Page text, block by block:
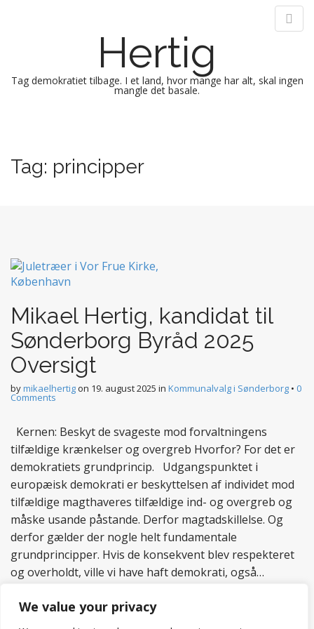
We value your privacy
Hertig
Tag demokratiet tilbage. I et land, hvor mange har alt, skal ingen
mangle det basale.
i
n
p
t
e
n
Tag: principper
Mikael Hertig, kandidat til
Sønderborg Byråd 2025
Oversigt
bymikaelhertigon 19. august 2025 in Kommunalvalg i Sønderborg • 0
Comments
Kernen: Beskyt de svageste mod forvaltningens
tilfældige krænkelser og overgreb Hvorfor? For det er
demokratiets grundprincip. Udgangspunktet i
europæisk demokrati er beskyttelsen af individet mod
tilfældige magthaveres tilfældige ind- og overgreb og
måske usande påstande. Derfor magtadskillelse. Og
derfor gælder der nogle helt fundamentale
grundprincipper. Hvis de konsekvent blev respekteret
og overholdt, ville vi have haft demokrati, også…
Read more